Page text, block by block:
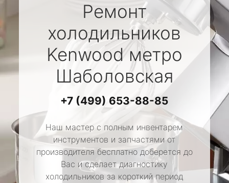
Ремонт
холодильников
Kenwoodметро
Шаболовская
+7 (499) 653-88-85
Наш мастер с полным инвентарем
инструментов и запчастями от
производителя бесплатно доберется до
Вас и сделает диагностику
холодильников за короткий период